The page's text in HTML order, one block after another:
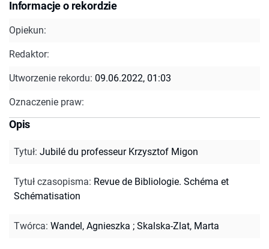
Informacje o rekordzie
Opiekun:
Redaktor:
Utworzenie rekordu: 09.06.2022, 01:03
Oznaczenie praw:
Opis
Tytuł: Jubilé du professeur Krzysztof Migon
Tytuł czasopisma: Revue de Bibliologie. Schéma et
Schématisation
Twórca: Wandel, Agnieszka ; Skalska-Zlat, Marta